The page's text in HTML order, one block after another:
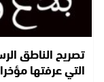
تصريح الناطق
التي عرفتها